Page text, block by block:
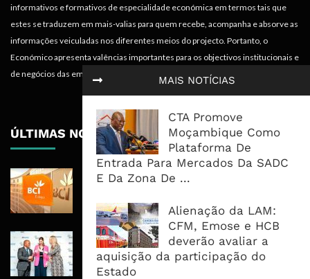
MAIS NOTÍCIAS
CTA Promove
Moçambique Como
Plataforma De
Entrada Para Mercados Da SADC
E Da Zona De ...
Alienação da LAM:
CFM, Emose e HCB
deverão avaliar a
aquisição da participação do
Estado
informativos e formativos de especialidade económica em termos tais que
estes se traduzem em mais-valias para quem recebe, acompanha e absorve as
informações veiculadas nos diferentes meios do projecto. Portanto, o
Económico apresenta valências importantes para os objectivos institucionais e
de negócios das empresas.
ÚLTIMAS NOTÍCIAS
BCI Lucra 3,34 Mil Milhões De
Recua 5,5%
RAIZ Arranca Com 4 Milhões De
Libras Para Criar Novas Soluções De
Financiamento Às PME